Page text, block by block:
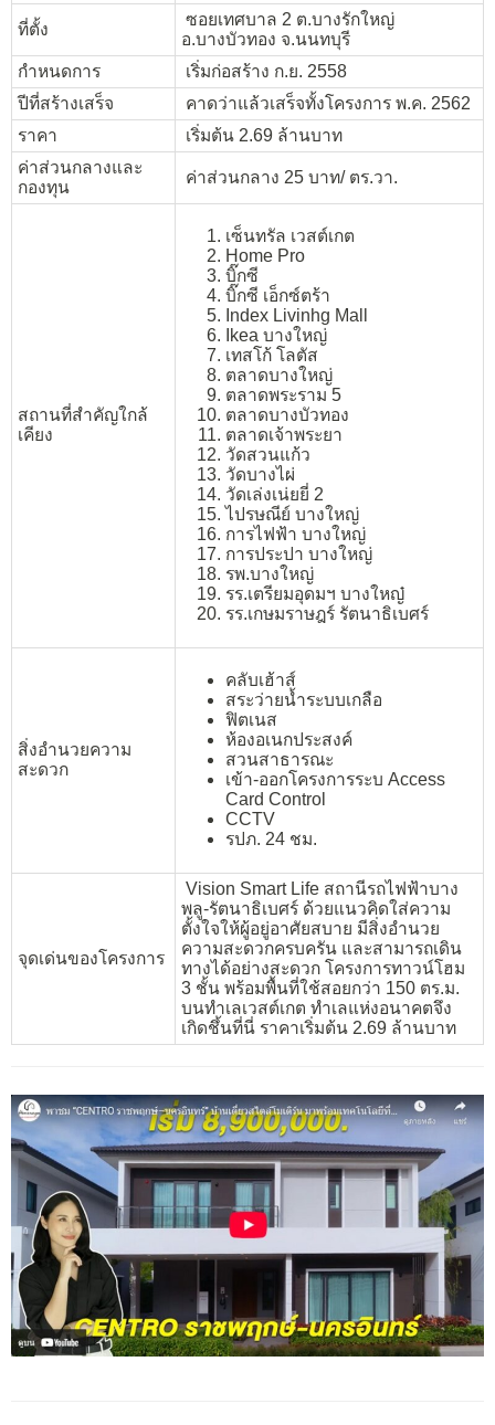
ที่ตั้ง
ซอยเทศบาล 2 ต.บางรักใหญ่
อ.บางบัวทอง จ.นนทบุรี
กำหนดการ
เริ่มก่อสร้าง ก.ย. 2558
ปีที่สร้างเสร็จ
คาดว่าแล้วเสร็จทั้งโครงการ พ.ค. 2562
ราคา
เริ่มต้น 2.69 ล้านบาท
ค่าส่วนกลางและ
กองทุน
ค่าส่วนกลาง 25 บาท/ ตร.วา.
สถานที่สำคัญใกล้
เคียง
เซ็นทรัล เวสต์เกต
Home Pro
บิ๊กซี
บิ๊กซี เอ็กซ์ตร้า
Index Livinhg Mall
Ikea บางใหญ่
เทสโก้ โลตัส
ตลาดบางใหญ่
ตลาดพระราม 5
ตลาดบางบัวทอง
ตลาดเจ้าพระยา
วัดสวนแก้ว
วัดบางไผ่
วัดเล่งเน่ยยี่ 2
ไปรษณีย์ บางใหญ่
การไฟฟ้า บางใหญ่
การประปา บางใหญ่
รพ.บางใหญ่
รร.เตรียมอุดมฯ บางใหญ๋
รร.เกษมราษฎร์ รัตนาธิเบศร์
สิ่งอำนวยความ
สะดวก
คลับเฮ้าส์
สระว่ายน้ำระบบเกลือ
ฟิตเนส
ห้องอเนกประสงค์
สวนสาธารณะ
เข้า-ออกโครงการระบ Access
Card Control
CCTV
รปภ. 24 ชม.
จุดเด่นของโครงการ
Vision Smart Life สถานีรถไฟฟ้าบาง
พลู-รัตนาธิเบศร์ ด้วยแนวคิดใส่ความ
ตั้งใจให้ผู้อยู่อาศัยสบาย มีสิ่งอำนวย
ความสะดวกครบครัน และสามารถเดิน
ทางได้อย่างสะดวก โครงการทาวน์โฮม
3 ชั้น พร้อมพื้นที่ใช้สอยกว่า 150 ตร.ม.
บนทำเลเวสต์เกต ทำเลแห่งอนาคตจึง
เกิดชึ้นที่นี่ ราคาเริ่มต้น 2.69 ล้านบาท